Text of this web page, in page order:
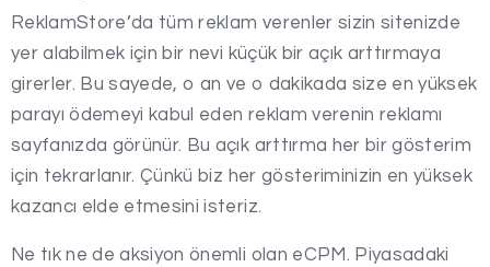
ReklamStore’da tüm reklam verenler sizin sitenizde
yer alabilmek için bir nevi küçük bir açık arttırmaya
girerler. Bu sayede, o an ve o dakikada size en yüksek
parayı ödemeyi kabul eden reklam verenin reklamı
sayfanızda görünür. Bu açık arttırma her bir gösterim
için tekrarlanır. Çünkü biz her gösteriminizin en yüksek
kazancı elde etmesini isteriz.
Ne tık ne de aksiyon önemli olan eCPM. Piyasadaki